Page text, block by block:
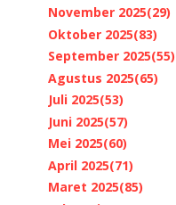
November 2025(29)
Oktober 2025(83)
September 2025(55)
Agustus 2025(65)
Juli 2025(53)
Juni 2025(57)
Mei 2025(60)
April 2025(71)
Maret 2025(85)